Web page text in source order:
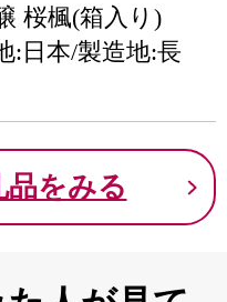
桜楓(箱入り)
本/製造地:長
をみる